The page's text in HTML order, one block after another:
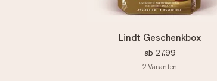
Lindt Geschenkbox
ab 27,99
2 Varianten